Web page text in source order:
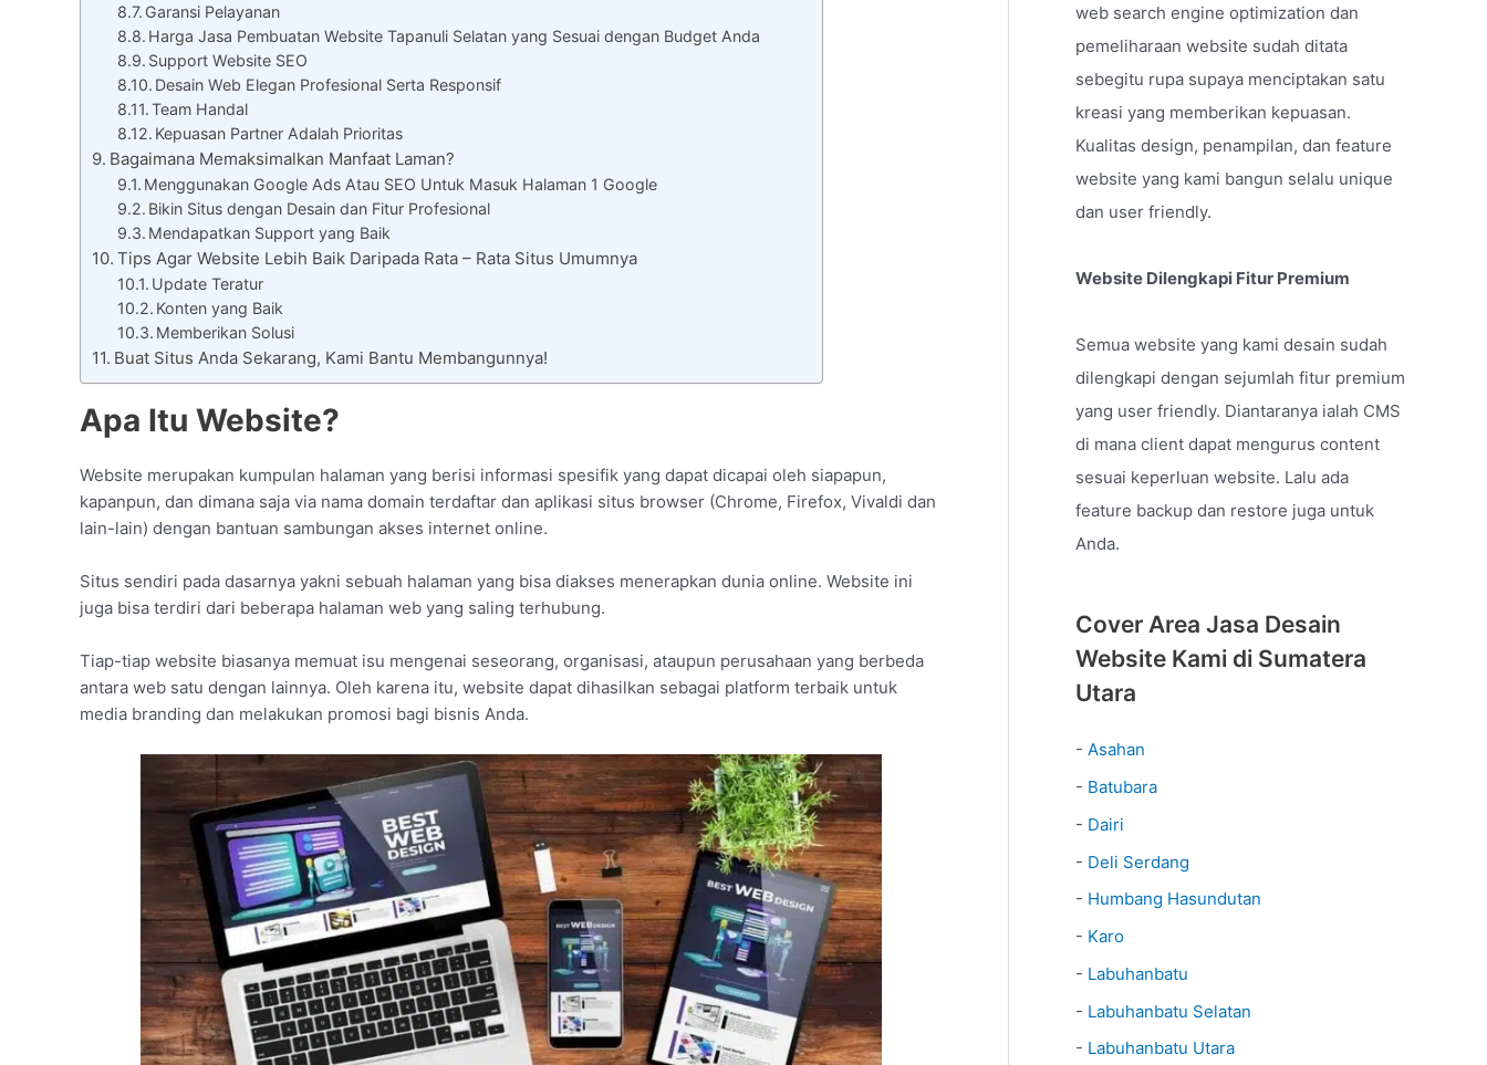
Garansi Pelayanan
Harga Jasa Pembuatan Website Tapanuli Selatan yang Sesuai dengan Budget Anda
Support Website SEO
Desain Web Elegan Profesional Serta Responsif
Team Handal
Kepuasan Partner Adalah Prioritas
Bagaimana Memaksimalkan Manfaat Laman?
Menggunakan Google Ads Atau SEO Untuk Masuk Halaman 1 Google
Bikin Situs dengan Desain dan Fitur Profesional
Mendapatkan Support yang Baik
Tips Agar Website Lebih Baik Daripada Rata – Rata Situs Umumnya
Update Teratur
Konten yang Baik
Memberikan Solusi
Buat Situs Anda Sekarang, Kami Bantu Membangunnya!
Apa Itu Website?
Website merupakan kumpulan halaman yang berisi informasi spesifik yang dapat dicapai oleh siapapun,
kapanpun, dan dimana saja via nama domain terdaftar dan aplikasi situs browser (Chrome, Firefox, Vivaldi dan
lain-lain) dengan bantuan sambungan akses internet online.
Situs sendiri pada dasarnya yakni sebuah halaman yang bisa diakses menerapkan dunia online. Website ini
juga bisa terdiri dari beberapa halaman web yang saling terhubung.
Tiap-tiap website biasanya memuat isu mengenai seseorang, organisasi, ataupun perusahaan yang berbeda
antara web satu dengan lainnya. Oleh karena itu, website dapat dihasilkan sebagai platform terbaik untuk
media branding dan melakukan promosi bagi bisnis Anda.
web search engine optimization dan
pemeliharaan website sudah ditata
sebegitu rupa supaya menciptakan satu
kreasi yang memberikan kepuasan.
Kualitas design, penampilan, dan feature
website yang kami bangun selalu unique
dan user friendly.
Website Dilengkapi Fitur Premium
Semua website yang kami desain sudah
dilengkapi dengan sejumlah fitur premium
yang user friendly. Diantaranya ialah CMS
di mana client dapat mengurus content
sesuai keperluan website. Lalu ada
feature backup dan restore juga untuk
Anda.
Cover Area Jasa Desain
Website Kami di Sumatera
Utara
- Asahan
- Batubara
- Dairi
- Deli Serdang
- Humbang Hasundutan
- Karo
- Labuhanbatu
- Labuhanbatu Selatan
- Labuhanbatu Utara